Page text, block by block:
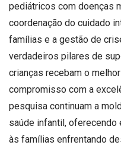
pediátricos com doenças
coordenação do cuidado
famílias e a gestão de
verdadeiros pilares de
crianças recebam o
compromisso com a
pesquisa continuam a
saúde infantil, oferecendo
às famílias enfrentando